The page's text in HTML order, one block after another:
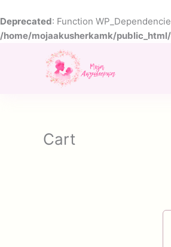
Deprecated: Function
/home/mojaakusherkamk/
to
content
Cart